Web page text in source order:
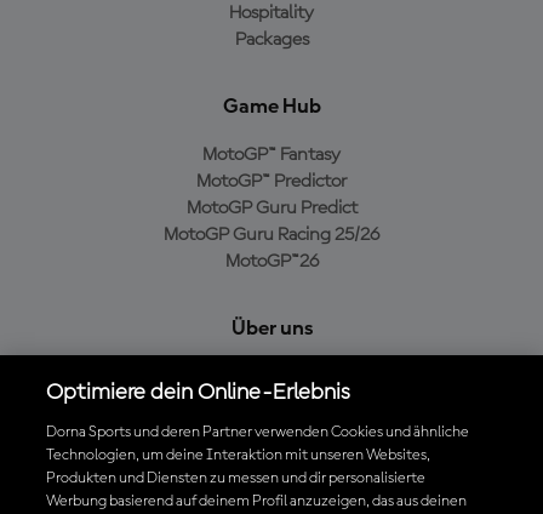
Hospitality
Packages
Game Hub
MotoGP™ Fantasy
MotoGP™ Predictor
MotoGP Guru Predict
MotoGP Guru Racing 25/26
MotoGP™26
Über uns
Cookie-Richtlinien
Geschäftsbedingungen
Datenschutzrichtlinien
Kaufrichtlinie
Optimiere dein Online-Erlebnis
Dorna Sports und deren Partner verwenden Cookies und ähnliche
Technologien, um deine Interaktion mit unseren Websites,
Produkten und Diensten zu messen und dir personalisierte
Werbung basierend auf deinem Profil anzuzeigen, das aus deinen